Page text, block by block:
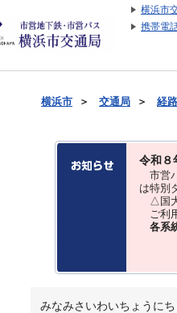
横浜市
携帯電
横浜市 ＞ 交通局 ＞ 経
令和８
市営
は特別
△国大
ご利
各系
みなみさいわいちょうに